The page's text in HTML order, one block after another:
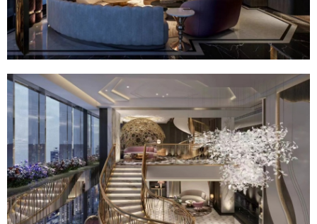
给undefined打赏
2 元 5 元 10 元
20 元 50 元 自定义
付费内容
¥
6位以上
6位以上